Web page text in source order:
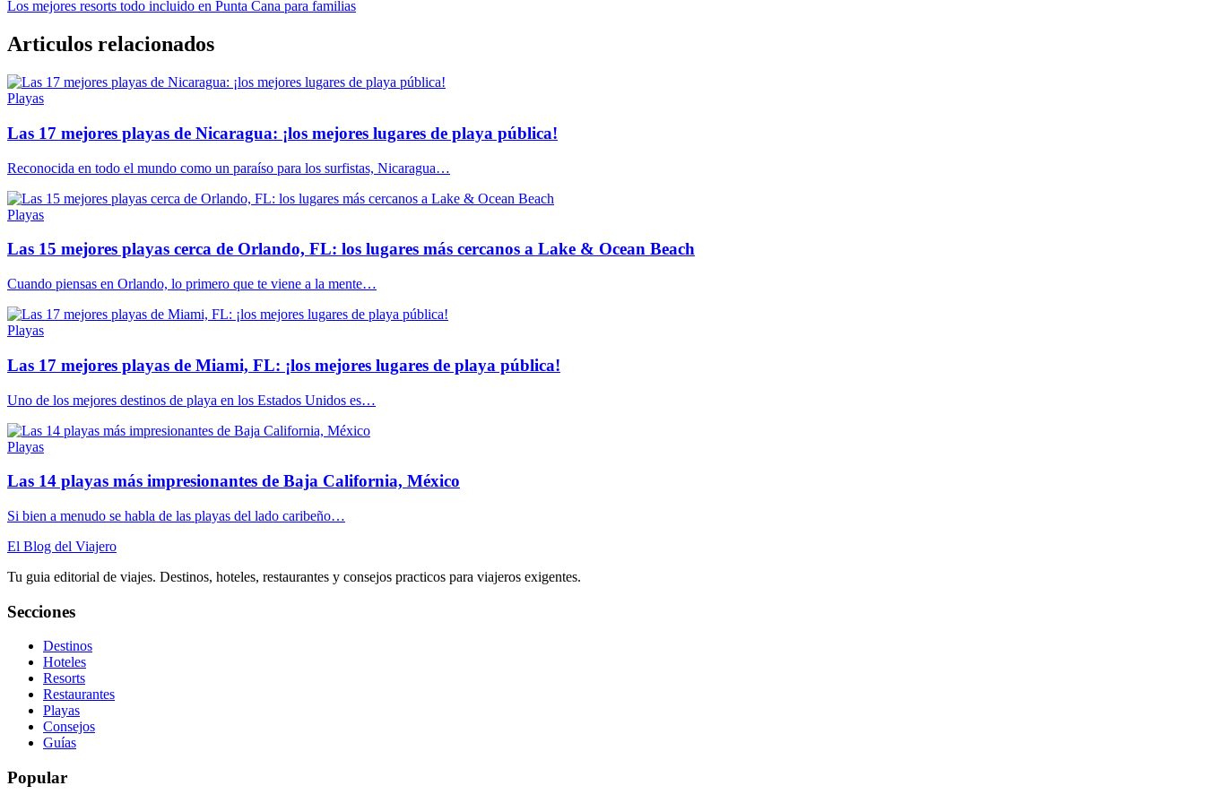
Los mejores resorts todo incluido en Punta Cana para familias
Articulos relacionados
Playas
Las 17 mejores playas de Nicaragua: ¡los mejores lugares de playa pública!
Reconocida en todo el mundo como un paraíso para los surfistas, Nicaragua…
Playas
Las 15 mejores playas cerca de Orlando, FL: los lugares más cercanos a Lake & Ocean Beach
Cuando piensas en Orlando, lo primero que te viene a la mente…
Playas
Las 17 mejores playas de Miami, FL: ¡los mejores lugares de playa pública!
Uno de los mejores destinos de playa en los Estados Unidos es…
Playas
Las 14 playas más impresionantes de Baja California, México
Si bien a menudo se habla de las playas del lado caribeño…
El Blog del Viajero
Tu guia editorial de viajes. Destinos, hoteles, restaurantes y consejos practicos para viajeros exigentes.
Secciones
Destinos
Hoteles
Resorts
Restaurantes
Playas
Consejos
Guías
Popular